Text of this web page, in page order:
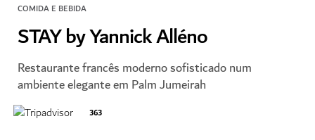
COMIDA E BEBIDA
STAY by Yannick Alléno
Restaurante francês moderno sofisticado num
ambiente elegante em Palm Jumeirah
363